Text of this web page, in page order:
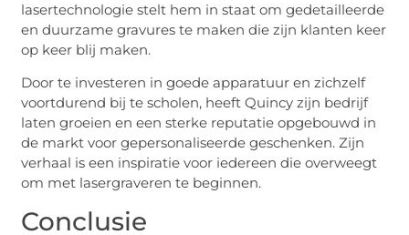
lasertechnologie stelt hem in staat om gedetailleerde
en duurzame gravures te maken die zijn klanten keer
op keer blij maken.
Door te investeren in goede apparatuur en zichzelf
voortdurend bij te scholen, heeft Quincy zijn bedrijf
laten groeien en een sterke reputatie opgebouwd in
de markt voor gepersonaliseerde geschenken. Zijn
verhaal is een inspiratie voor iedereen die overweegt
om met lasergraveren te beginnen.
Conclusie